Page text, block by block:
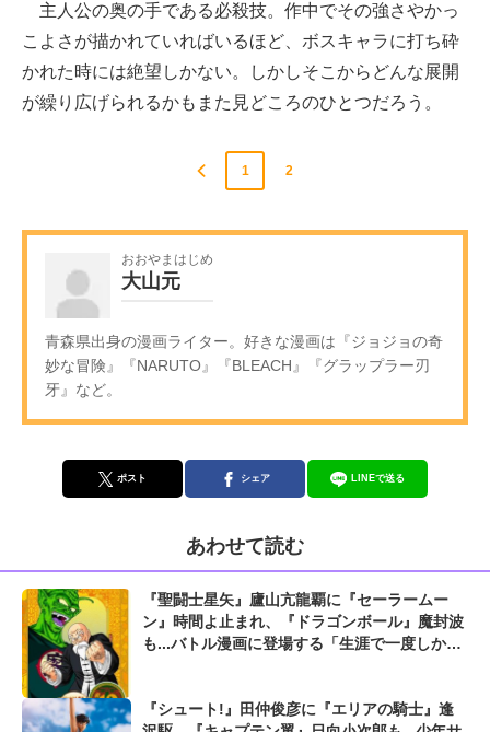
主人公の奥の手である必殺技。作中でその強さやかっ
こよさが描かれていればいるほど、ボスキャラに打ち砕
かれた時には絶望しかない。しかしそこからどんな展開
が繰り広げられるかもまた見どころのひとつだろう。
1 2
おおやまはじめ
大山元
青森県出身の漫画ライター。好きな漫画は『ジョジョの奇
妙な冒険』『NARUTO』『BLEACH』『グラップラー刃
牙』など。
ポスト シェア LINEで送る
あわせて読む
『聖闘士星矢』廬山亢龍覇に『セーラームー
ン』時間よ止まれ、『ドラゴンボール』魔封波
も...バトル漫画に登場する「生涯で一度しか使
『シュート!』田仲俊彦に『エリアの騎士』逢